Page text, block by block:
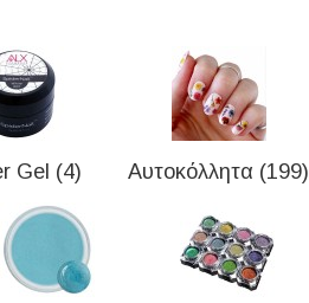
Gel (4) Αυτοκόλλητα (199)